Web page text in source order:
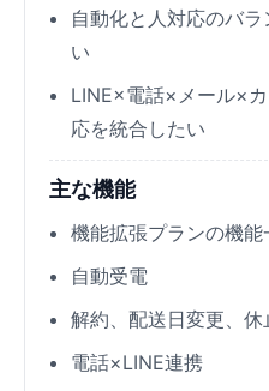
自動化と人対応のバ
い
LINE×電話×メール×
応を統合したい
主な機能
機能拡張プランの機能
自動受電
解約、配送日変更、
電話×LINE連携